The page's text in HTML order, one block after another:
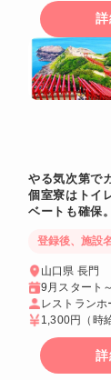
詳
やる気次第で
個室寮はトイ
ベートも確保
食堂あり✨
登録後、施設
山口県 長門
9月スタート
レストランホ
1,300円
（時
詳